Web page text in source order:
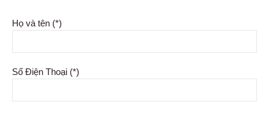
Họ và tên (*)
Số Điện Thoại (*)